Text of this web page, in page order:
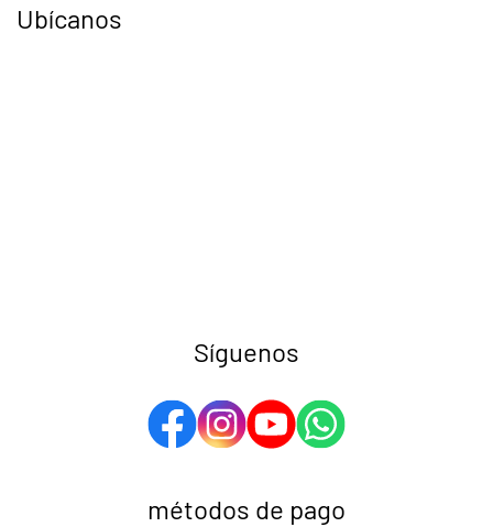
Ubícanos
Síguenos
métodos de pago